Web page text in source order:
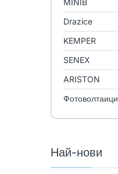
MINIB
Drazice
KEMPER
SENEX
ARISTON
Фотоволтаици
Най-нови